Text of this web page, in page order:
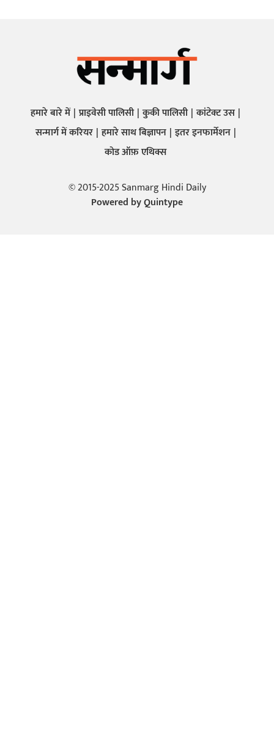
हमारे बारे में प्राइवेसी पालिसी कुकी पालिसी कांटेक्ट उस
सन्मार्ग में करियर हमारे साथ बिज्ञापन इतर इनफार्मेशन
कोड ऑफ़ एथिक्स
© 2015-2025 Sanmarg Hindi Daily
Powered byQuintype